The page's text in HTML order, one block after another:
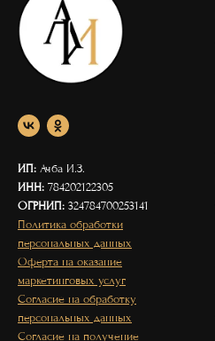
ИП: Ачба И.З.
ИНН: 784202122305
ОГРНИП: 324784700253141
Политика обработки
персональных данных
Оферта на оказание
маркетинговых услуг
Согласие на обработку
персональных данных
Согласие на получение